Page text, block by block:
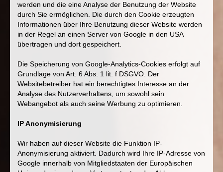
werden und die eine Analyse der Benutzung der Website
durch Sie ermöglichen. Die durch den Cookie erzeugten
Informationen über Ihre Benutzung dieser Website werden
in der Regel an einen Server von Google in den USA
übertragen und dort gespeichert.
Die Speicherung von Google-Analytics-Cookies erfolgt auf
Grundlage von Art. 6 Abs. 1 lit. f DSGVO. Der
Websitebetreiber hat ein berechtigtes Interesse an der
Analyse des Nutzerverhaltens, um sowohl sein
Webangebot als auch seine Werbung zu optimieren.
IP Anonymisierung
Wir haben auf dieser Website die Funktion IP-
Anonymisierung aktiviert. Dadurch wird Ihre IP-Adresse von
Google innerhalb von Mitgliedstaaten der Europäischen